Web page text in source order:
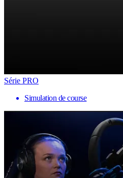
Série PRO
Simulation de course